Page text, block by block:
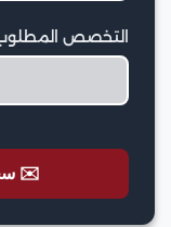
التخصص
✉️